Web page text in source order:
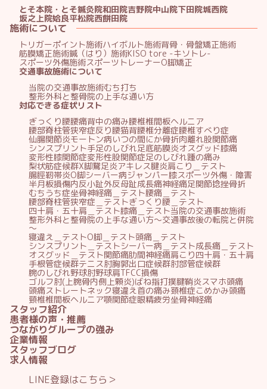
とそ本院・とそ鍼灸院和田院吉野院中山院下田院城西院
坂之上院姶良平松院西餅田院
施術について
トリガーポイント施術ハイボルト施術背骨・骨盤矯正施術
筋膜矯正施術鍼（はり）施術KISO tore -キソトレ-
スポーツ外傷施術スポーツトレーナーO脚矯正
交通事故施術について
当院の交通事故施術むち打ち
整形外科と整骨院の上手な通い方
対応できる症状リスト
ぎっくり腰腰痛背中の痛み腰椎椎間板ヘルニア
腰部脊柱管狭窄症反り腰猫背腰椎分離症腰椎すべり症
仙腸関節炎モートン病いつの間にか骨折肉離れ股関節痛
シンスプリント手足のしびれ足底筋膜炎オスグッド膝痛
変形性膝関節症変形性股関節症足のしびれ踵の痛み
梨状筋症候群X脚鵞足炎アキレス腱炎肩こり＿テスト
腸脛靭帯炎O脚シーバー病ジャンパー膝スポーツ外傷・障害
半月板損傷内反小趾外反母趾成長痛神経痛足関節捻挫骨折
むちうち症坐骨神経痛＿テスト腰痛＿テスト
腰部脊柱管狭窄症＿テストぎっくり腰＿テスト
四十肩・五十肩＿テスト膝痛＿テスト当院の交通事故施術
整形外科と整骨院の上手な通い方～交通事故後の転院と併院
～
寝違え＿テストO脚＿テスト頭痛＿テスト
シンスプリント＿テストシーバー病＿テスト成長痛＿テスト
オスグッド＿テスト関節痛肋間神経痛肩こり四十肩・五十肩
手根管症候群テニス肘胸郭出口症候群肘部管症候群
腕のしびれ野球肘野球肩TFCC損傷
ゴルフ肘(上腕骨内側上顆炎)ばね指打撲腱鞘炎スマホ頭痛
頭痛ストレートネック寝違え首の痛み頚椎症こめかみ頭痛
頸椎椎間板ヘルニア顎関節症眼精疲労坐骨神経痛
スタッフ紹介
患者様の声・推薦
つながりグループの強み
企業情報
スタッフブログ
求人情報
LINE登録はこちら